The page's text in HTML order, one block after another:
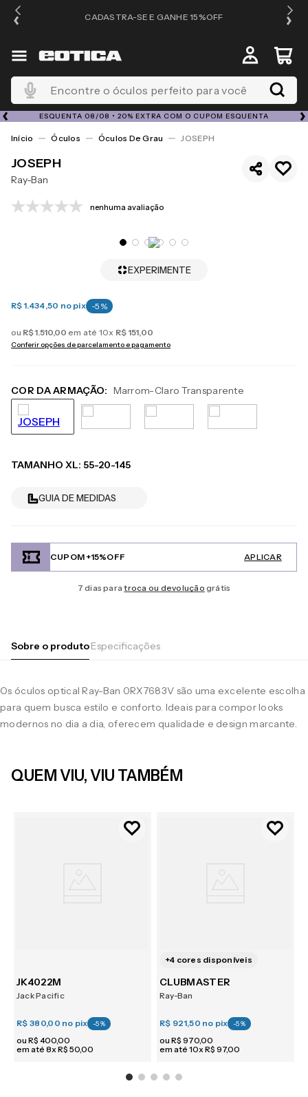
CADASTRA-SE E GANHE 15%OFF
Encontre o óculos perfeito para você
ESQUENTA 08/08 • 20% EXTRA COM O CUPOM ESQUENTA
Óculos Óculos De Grau JOSEPH
JOSEPH
Ray-Ban
nenhuma avaliação
EXPERIMENTE
R$ 1.434,50 no pix -5 %
ou R$1.510,00 em até 10x R$ 151,00
Conferir opções de parcelamento e pagamento
COR DA ARMAÇÃO: Marrom-Claro Transparente
TAMANHO XL: 55-20-145
GUIA DE MEDIDAS
CUPOM +15%OFF APLICAR
7 dias paratroca ou devolução grátis
Sobre o produtoEspecificações
Os óculos optical Ray-Ban 0RX7683V são uma excelente escolha
para quem busca estilo e conforto. Ideais para compor looks
modernos no dia a dia, oferecem qualidade e design marcante.
QUEM VIU, VIU TAMBÉM
JK4022M
Jack Pacific
R$ 380,00 no pix -5%
ou R$ 400,00
em até 8xR$ 50,00
+4 cores disponíveis
CLUBMASTER
Ray-Ban
R$ 921,50 no pix -5%
ou R$ 970,00
em até 10xR$ 97,00